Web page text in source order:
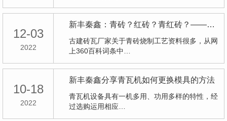
12-03
2022
新丰秦鑫：青砖？红砖？青红砖？——看大师给您解析青砖是怎样炼成的！
古建砖瓦厂家关于青砖烧制工艺资料很多，从网
上360百科词条中…
10-18
2022
新丰秦鑫分享青瓦机如何更换模具的方法
青瓦机设备具有一机多用、功用多样的特性，经
过选购运用相应…